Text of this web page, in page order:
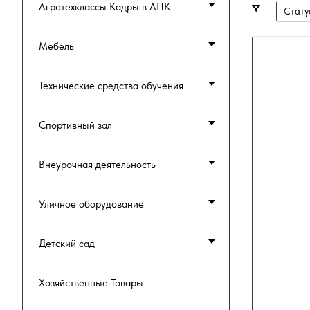
Агротехклассы Кадры в АПК
Мебель
Технические средства обучения
Спортивный зал
Внеурочная деятельность
Уличное оборудование
Детский сад
Хозяйственные Товары